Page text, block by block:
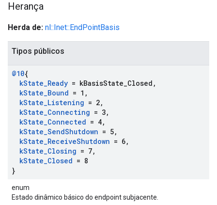
Herança
Herda de: nl::Inet::EndPointBasis
Tipos públicos
@10{
kState_Ready = kBasisState Closed ,
kState_Bound = 1 ,
kState_Listening = 2,
kState_Connecting = 3,
kState_Connected = 4,
kState_SendShutdown = 5,
kState_ReceiveShutdown = 6,
kState_Closing = 7,
kState_Closed = 8
}
enum
Estado dinâmico básico do endpoint subjacente.